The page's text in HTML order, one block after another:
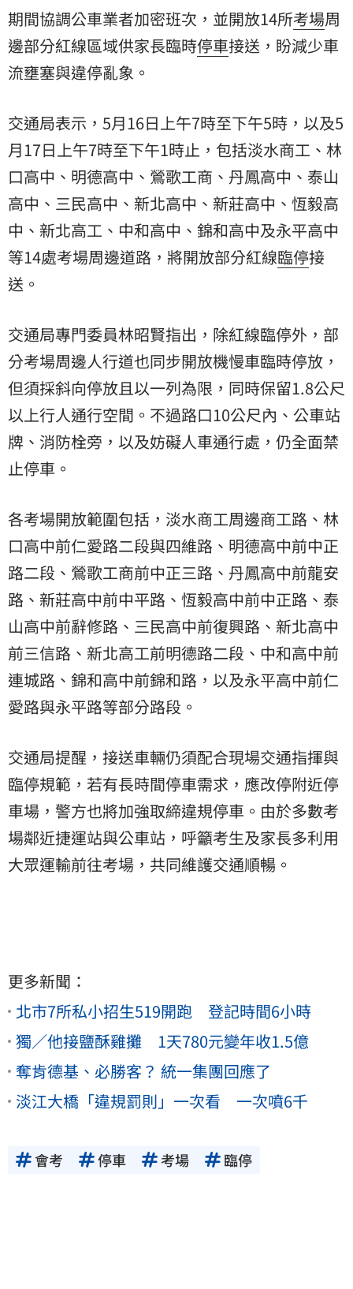
期間協調公車業者加密班次，並開放14所考場周
邊部分紅線區域供家長臨時停車接送，盼減少車
流壅塞與違停亂象。
交通局表示，5月16日上午7時至下午5時，以及5
月17日上午7時至下午1時止，包括淡水商工、林
口高中、明德高中、鶯歌工商、丹鳳高中、泰山
高中、三民高中、新北高中、新莊高中、恆毅高
中、新北高工、中和高中、錦和高中及永平高中
等14處考場周邊道路，將開放部分紅線臨停接
送。
交通局專門委員林昭賢指出，除紅線臨停外，部
分考場周邊人行道也同步開放機慢車臨時停放，
但須採斜向停放且以一列為限，同時保留1.8公尺
以上行人通行空間。不過路口10公尺內、公車站
牌、消防栓旁，以及妨礙人車通行處，仍全面禁
止停車。
各考場開放範圍包括，淡水商工周邊商工路、林
口高中前仁愛路二段與四維路、明德高中前中正
路二段、鶯歌工商前中正三路、丹鳳高中前龍安
路、新莊高中前中平路、恆毅高中前中正路、泰
山高中前辭修路、三民高中前復興路、新北高中
前三信路、新北高工前明德路二段、中和高中前
連城路、錦和高中前錦和路，以及永平高中前仁
愛路與永平路等部分路段。
交通局提醒，接送車輛仍須配合現場交通指揮與
臨停規範，若有長時間停車需求，應改停附近停
車場，警方也將加強取締違規停車。由於多數考
場鄰近捷運站與公車站，呼籲考生及家長多利用
大眾運輸前往考場，共同維護交通順暢。
更多新聞：
北市7所私小招生519開跑 登記時間6小時
獨／他接鹽酥雞攤 1天780元變年收1.5億
奪肯德基、必勝客？ 統一集團回應了
淡江大橋「違規罰則」一次看 一次噴6千
會考 停車 考場 臨停